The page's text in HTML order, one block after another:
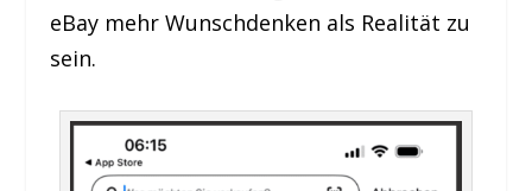
eBay mehr Wunschdenken als Realität zu
sein.